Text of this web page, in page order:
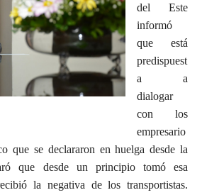
del Este
informó
que está
predispuest
a a
dialogar
con los
empresario
que se declararon en huelga desde la
que desde un principio tomó esa
la negativa de los transportistas.